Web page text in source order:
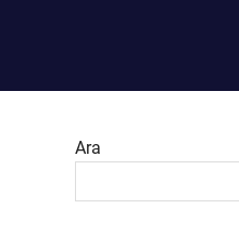
Ara